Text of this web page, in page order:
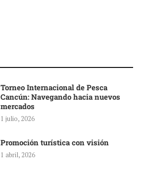
Torneo Internacional de Pesca
Cancún: Navegando hacia nuevos
mercados
1 julio, 2026
Promoción turística con visión
1 abril, 2026